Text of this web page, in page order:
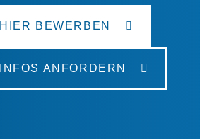
HIER BEWERBEN
INFOS ANFORDERN